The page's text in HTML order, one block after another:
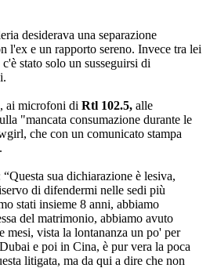
desiderava una separazione
l'ex e un rapporto sereno. Invece tra lei
stato solo un susseguirsi di
ai microfoni di Rtl 102.5, alle
"mancata consumazione durante le
che con un comunicato stampa
sua dichiarazione è lesiva,
di difendermi nelle sedi più
stati insieme 8 anni, abbiamo
del matrimonio, abbiamo avuto
vista la lontananza un po' per
e poi in Cina, è pur vera la poca
litigata, ma da qui a dire che non